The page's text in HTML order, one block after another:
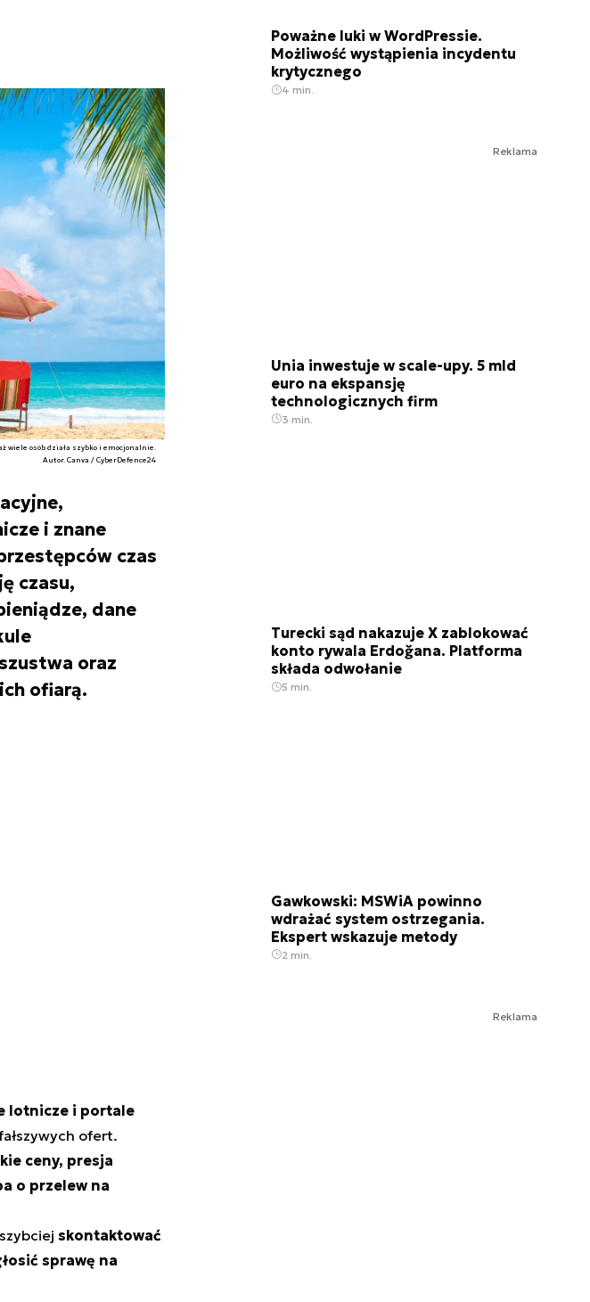
wiele osób działa szybko i emocjonalnie.
Autor. Canva / CyberDefence24
i znane
czas
czasu,
dane
oraz
ofiarą.
lotnicze i portale
ofert.
ceny, presja
o przelew na
skontaktować
sprawę na
Poważne luki w WordPressie.
Możliwość wystąpienia incydentu
krytycznego
4 min.
Reklama
Unia inwestuje w scale-upy. 5 mld
euro na ekspansję
technologicznych firm
3 min.
Turecki sąd nakazuje X zablokować
konto rywala Erdoğana. Platforma
składa odwołanie
5 min.
Gawkowski: MSWiA powinno
wdrażać system ostrzegania.
Ekspert wskazuje metody
2 min.
Reklama